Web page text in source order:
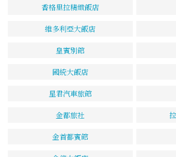
香格里拉精緻飯店
維多利亞大飯店
皇賓別館
國統大飯店
星君汽車旅館
金都旅社
金首都賓館